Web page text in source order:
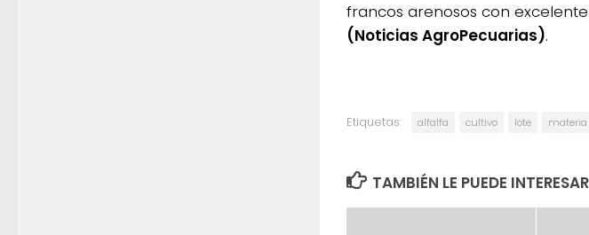
francos arenosos con
(Noticias AgroPecuarias).
Etiquetas: alfalfa cultivo lote materia
TAMBIÉN LE PUEDE